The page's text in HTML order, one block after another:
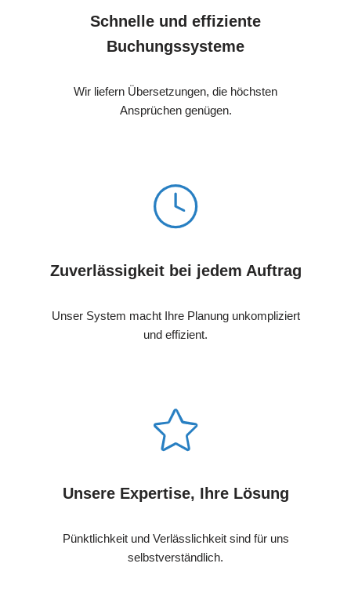
Schnelle und effiziente
Buchungssysteme
Wir liefern Übersetzungen, die höchsten
Ansprüchen genügen.
Zuverlässigkeit bei jedem Auftrag
Unser System macht Ihre Planung unkompliziert
und effizient.
Unsere Expertise, Ihre Lösung
Pünktlichkeit und Verlässlichkeit sind für uns
selbstverständlich.